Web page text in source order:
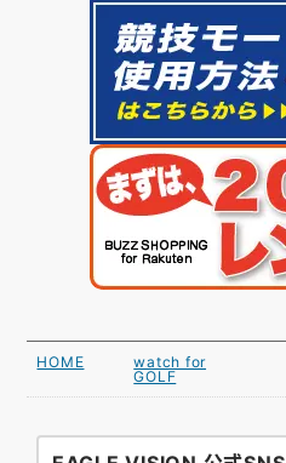
HOME
watch for
GOLF